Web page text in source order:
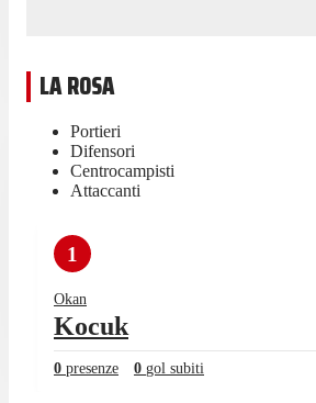
LA ROSA
Portieri
Difensori
Centrocampisti
Attaccanti
1
Okan
Kocuk
0 presenze 0 gol subiti